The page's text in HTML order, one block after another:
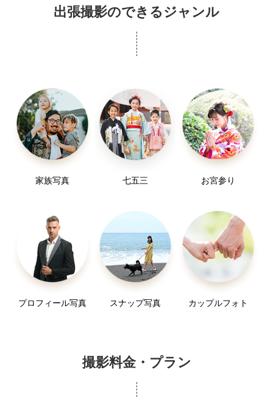
出張撮影のできるジャンル
家族写真 七五三 お宮参り
プロフィール写真 スナップ写真 カップルフォト
撮影料金・プラン